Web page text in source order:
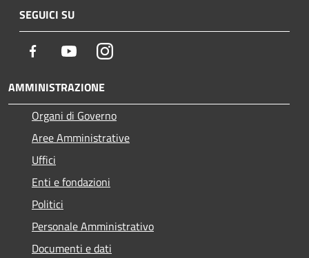
SEGUICI SU
Facebook YoutubeInstagram
AMMINISTRAZIONE
Organi di Governo
Aree Amministrative
Uffici
Enti e fondazioni
Politici
Personale Amministrativo
Documenti e dati